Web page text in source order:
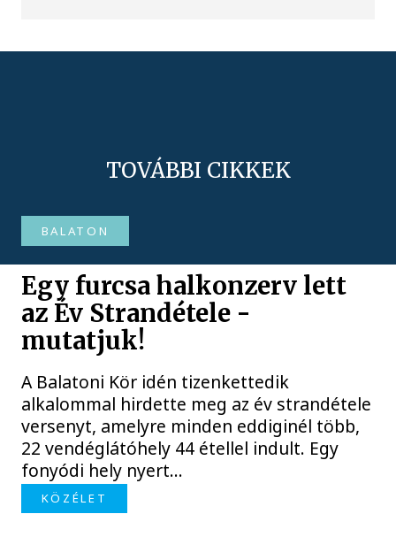
TOVÁBBI CIKKEK
BALATON
Egy furcsa halkonzerv lett
az Év Strandétele -
mutatjuk!
A Balatoni Kör idén tizenkettedik
alkalommal hirdette meg az év strandétele
versenyt, amelyre minden eddiginél több,
22 vendéglátóhely 44 étellel indult. Egy
fonyódi hely nyert...
KÖZÉLET